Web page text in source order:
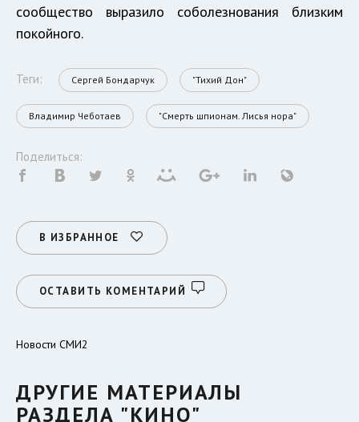
сообщество выразило соболезнования близким
покойного.
Теги: Сергей Бондарчук "Тихий Дон"
Владимир Чеботаев "Смерть шпионам. Лисья нора"
Поделиться:
В ИЗБРАННОЕ
ОСТАВИТЬ КОМЕНТАРИЙ
Новости СМИ2
ДРУГИЕ МАТЕРИАЛЫ
РАЗДЕЛА "КИНО"